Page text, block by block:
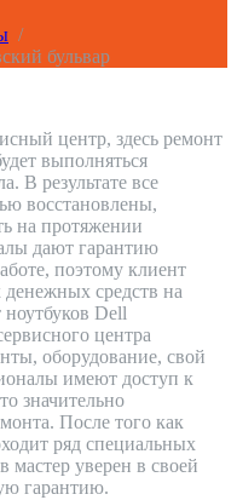
/
бульвар
центр, здесь ремонт
выполняться
В результате все
восстановлены,
на протяжении
дают гарантию
поэтому клиент
денежных средств на
Dell
центра
оборудование, свой
имеют доступ к
значительно
После того как
ряд специальных
мастер уверен в своей
гарантию.